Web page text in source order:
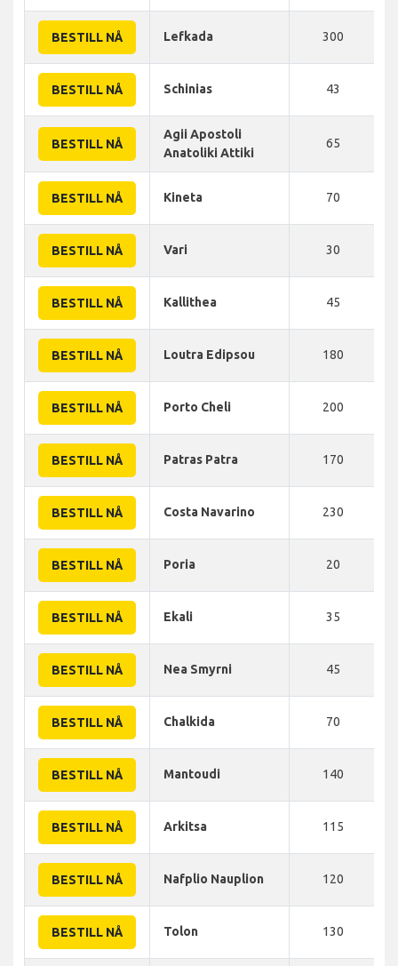
BESTILL NÅ Lefkada 300
BESTILL NÅ Schinias 43
BESTILL NÅ
Agii Apostoli
Anatoliki Attiki
65
BESTILL NÅ Kineta 70
BESTILL NÅ Vari 30
BESTILL NÅ Kallithea 45
BESTILL NÅ Loutra Edipsou 180
BESTILL NÅ Porto Cheli 200
BESTILL NÅ Patras Patra 170
BESTILL NÅ Costa Navarino 230
BESTILL NÅ Poria 20
BESTILL NÅ Ekali 35
BESTILL NÅ Nea Smyrni 45
BESTILL NÅ Chalkida 70
BESTILL NÅ Mantoudi 140
BESTILL NÅ Arkitsa 115
BESTILL NÅ Nafplio Nauplion 120
BESTILL NÅ Tolon 130